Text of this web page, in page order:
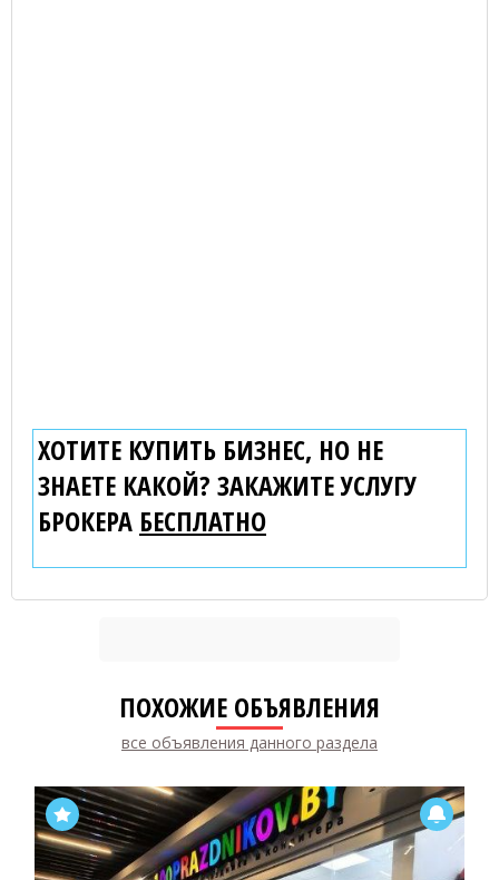
ХОТИТЕ КУПИТЬ БИЗНЕС, НО НЕ
ЗНАЕТЕ КАКОЙ? ЗАКАЖИТЕ УСЛУГУ
БРОКЕРА БЕСПЛАТНО
ПОХОЖИЕ ОБЪЯВЛЕНИЯ
все объявления данного раздела